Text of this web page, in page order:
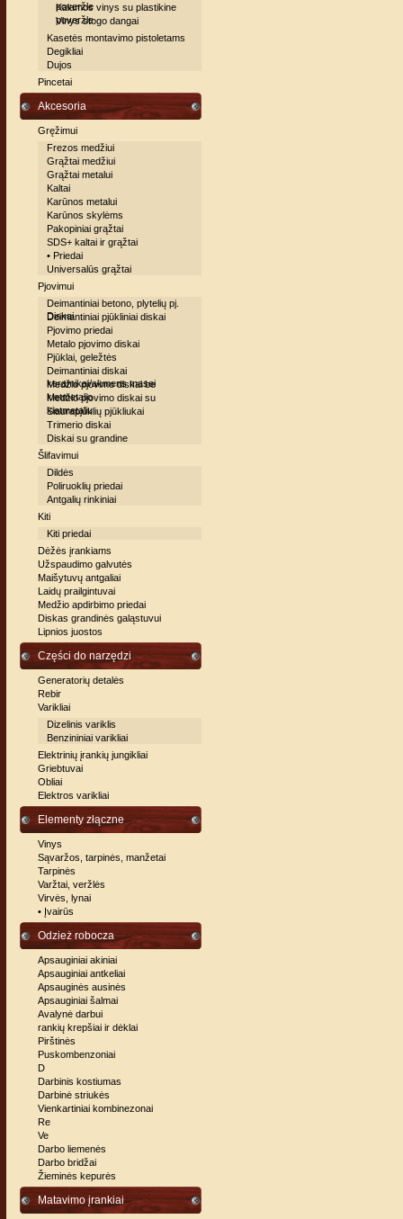
poveržle
Kalamos vinys su plastikine
poveržle
Vinys stogo dangai
Kasetės montavimo pistoletams
Degikliai
Dujos
Pincetai
Akcesoria
Gręžimui
Frezos medžiui
Grąžtai medžiui
Grąžtai metalui
Kaltai
Karūnos metalui
Karūnos skylėms
Pakopiniai grąžtai
SDS+ kaltai ir grąžtai
• Priedai
Universalūs grąžtai
Pjovimui
Deimantiniai betono, plytelių pj.
Diskai
Deimantiniai pjūkliniai diskai
Pjovimo priedai
Metalo pjovimo diskai
Pjūklai, geležtės
Deimantiniai diskai
keramikai/akmens masei
Medžio pjovimo diskai be
kietmetalio
Medžio pjovimo diskai su
kietmetaliu
Siaurapjūklių pjūkliukai
Trimerio diskai
Diskai su grandine
Šlifavimui
Dildės
Poliruoklių priedai
Antgalių rinkiniai
Kiti
Kiti priedai
Dėžės įrankiams
Užspaudimo galvutės
Maišytuvų antgaliai
Laidų prailgintuvai
Medžio apdirbimo priedai
Diskas grandinės galąstuvui
Lipnios juostos
Części do narzędzi
Generatorių detalės
Rebir
Varikliai
Dizelinis variklis
Benzininiai varikliai
Elektrinių įrankių jungikliai
Griebtuvai
Obliai
Elektros varikliai
Elementy złączne
Vinys
Sąvaržos, tarpinės, manžetai
Tarpinės
Varžtai, veržlės
Virvės, lynai
• Įvairūs
Odzież robocza
Apsauginiai akiniai
Apsauginiai antkeliai
Apsauginės ausinės
Apsauginiai šalmai
Avalynė darbui
rankių krepšiai ir dėklai
Pirštinės
Puskombenzoniai
D
Darbinis kostiumas
Darbinė striukės
Vienkartiniai kombinezonai
Re
Ve
Darbo liemenės
Darbo bridžai
Žieminės kepurės
Matavimo įrankiai